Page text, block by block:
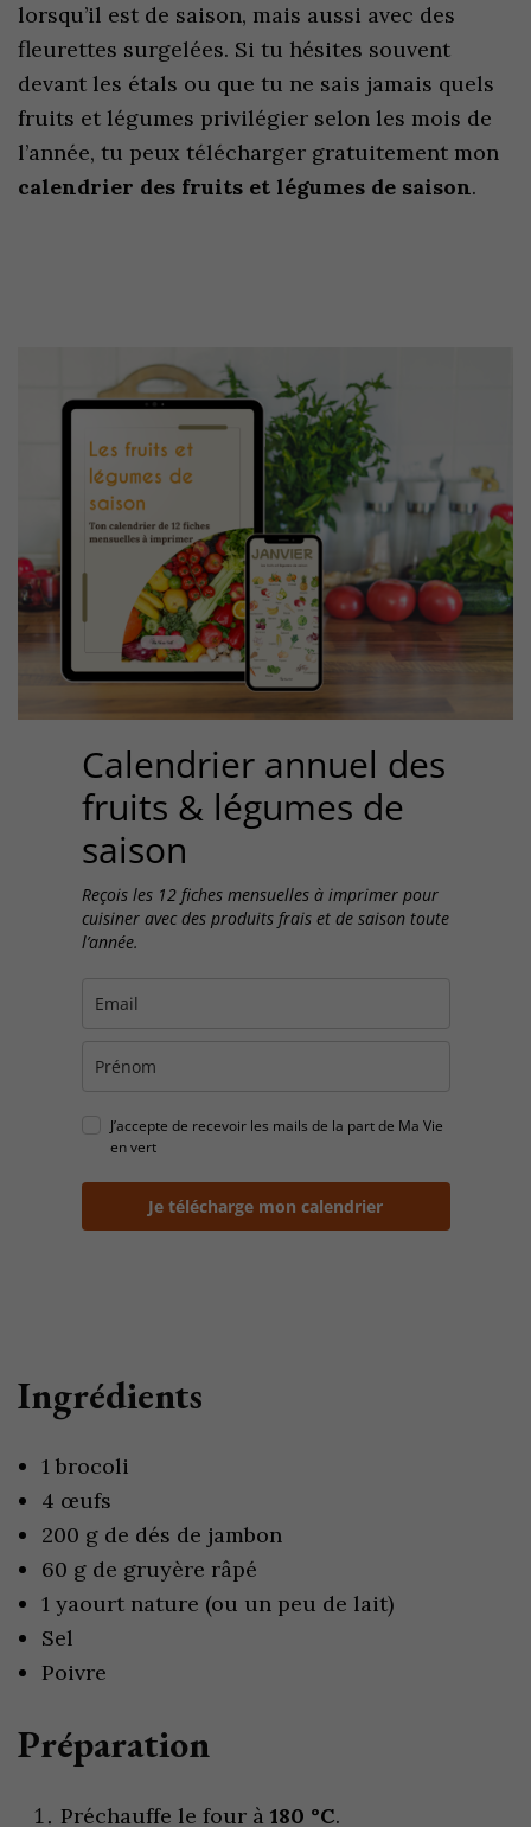
lorsqu’il est de saison, mais aussi avec des
fleurettes surgelées. Si tu hésites souvent
devant les étals ou que tu ne sais jamais quels
fruits et légumes privilégier selon les mois de
l’année, tu peux télécharger gratuitement mon
calendrier des fruits et légumes de saison.
Calendrier annuel des
fruits & légumes de
saison
Reçois les 12 fiches mensuelles à imprimer pour
cuisiner avec des produits frais et de saison toute
l’année.
J’accepte de recevoir les mails de la part de Ma Vie
en vert
Je télécharge mon calendrier
Ingrédients
1 brocoli
4 œufs
200 g de dés de jambon
60 g de gruyère râpé
1 yaourt nature (ou un peu de lait)
Sel
Poivre
Préparation
Préchauffe le four à 180 °C.